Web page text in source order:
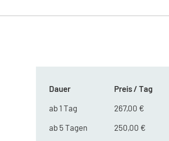
Dauer Preis / Tag
ab 1 Tag
267,00 €
ab 5 Tagen
250,00 €